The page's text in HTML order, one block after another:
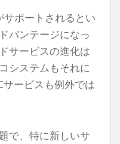
ポートされるとい
バンテージになっ
サービスの進化は
システムもそれに
ービスも例外では
で、特に新しいサ